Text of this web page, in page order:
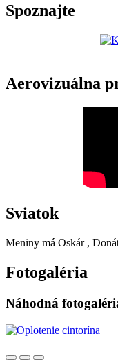
Spoznajte
Aerovizuálna
Sviatok
Meniny má Oskár ,
Fotogaléria
Náhodná